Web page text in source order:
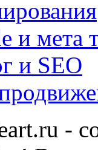
и мета
и SEO
-